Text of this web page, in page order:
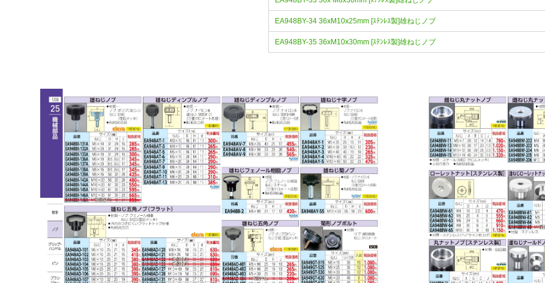
EA948BY-34 36xM10x25mm [ｽﾃﾝﾚｽ製]雄ねじノブ
EA948BY-35 36xM10x30mm [ｽﾃﾝﾚｽ製]雄ねじノブ